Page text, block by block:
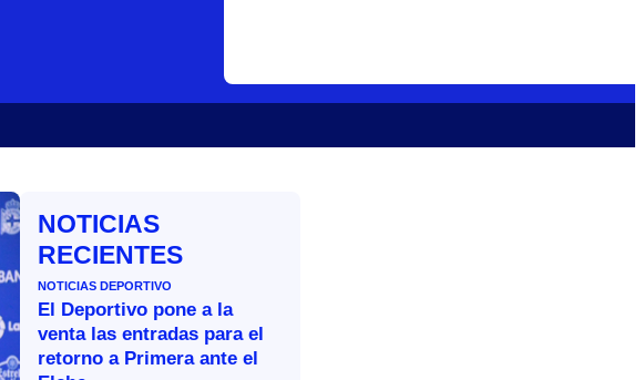
NOTICIAS
RECIENTES
NOTICIAS DEPORTIVO
El Deportivo pone a la
venta las entradas para el
retorno a Primera ante el